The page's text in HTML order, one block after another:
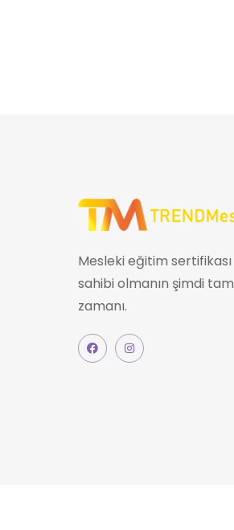
Mesleki eğitim sertifikası
sahibi olmanın şimdi tam
zamanı.